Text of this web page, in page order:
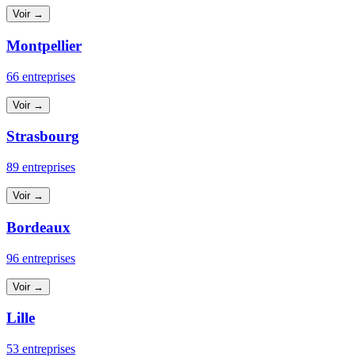
Voir →
Montpellier
66 entreprises
Voir →
Strasbourg
89 entreprises
Voir →
Bordeaux
96 entreprises
Voir →
Lille
53 entreprises